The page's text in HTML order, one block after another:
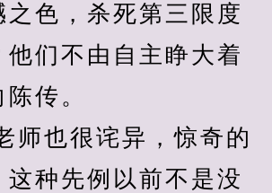
之色，杀死第三限度
他们不由自主睁大着
传。
也很诧异，惊奇的
这种先例以前不是没